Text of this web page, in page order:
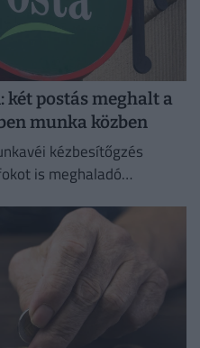
postás meghalt a
munka közben
kézbesítőgzés
is meghaladó